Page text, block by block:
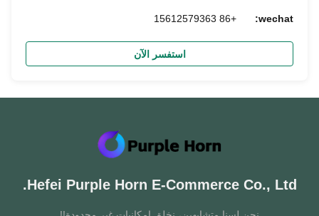
wechat:
+86 15612579363
استفسر الآن
Hefei Purple Horn E-Commerce Co., Ltd.